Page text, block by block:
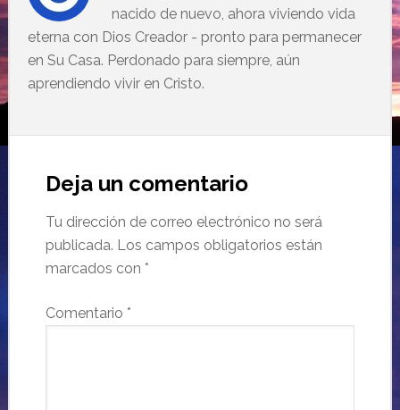
nacido de nuevo, ahora viviendo vida
eterna con Dios Creador - pronto para permanecer
en Su Casa. Perdonado para siempre, aún
aprendiendo vivir en Cristo.
Deja un comentario
Tu dirección de correo electrónico no será
publicada. Los campos obligatorios están
marcados con *
Comentario *